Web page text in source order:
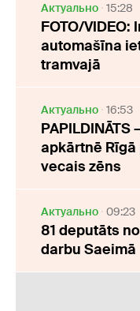
Актуально 15:28
FOTO/VIDEO:
automašīna
tramvajā
Актуально 16:53
apkārtnē
vecais zēns
Актуально 09:23
81 deputāts
darbu Saeimā